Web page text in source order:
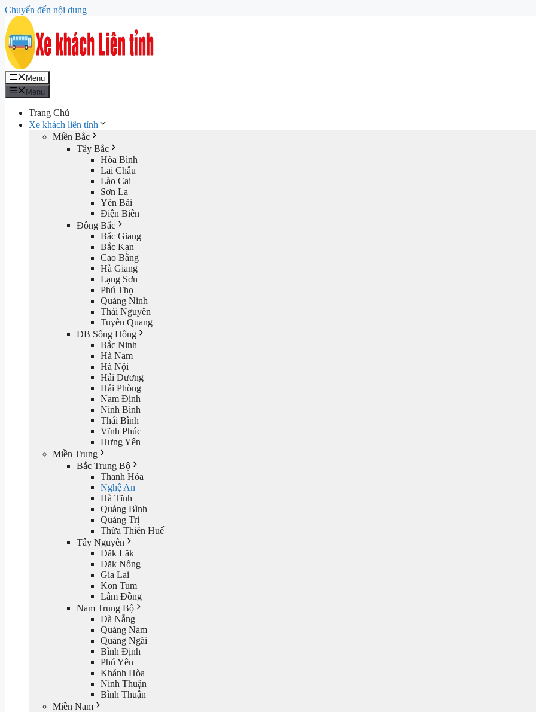
Chuyển đến nội dung
Menu
Menu
Trang Chủ
Xe khách liên tỉnh
Miền Bắc
Tây Bắc
Hòa Bình
Lai Châu
Lào Cai
Sơn La
Yên Bái
Điện Biên
Đông Bắc
Bắc Giang
Bắc Kạn
Cao Bằng
Hà Giang
Lạng Sơn
Phú Thọ
Quảng Ninh
Thái Nguyên
Tuyên Quang
ĐB Sông Hồng
Bắc Ninh
Hà Nam
Hà Nội
Hải Dương
Hải Phòng
Nam Định
Ninh Bình
Thái Bình
Vĩnh Phúc
Hưng Yên
Miền Trung
Bắc Trung Bộ
Thanh Hóa
Nghệ An
Hà Tĩnh
Quảng Bình
Quảng Trị
Thừa Thiên Huế
Tây Nguyên
Đăk Lăk
Đăk Nông
Gia Lai
Kon Tum
Lâm Đồng
Nam Trung Bộ
Đà Nẵng
Quảng Nam
Quảng Ngãi
Bình Định
Phú Yên
Khánh Hòa
Ninh Thuận
Bình Thuận
Miền Nam